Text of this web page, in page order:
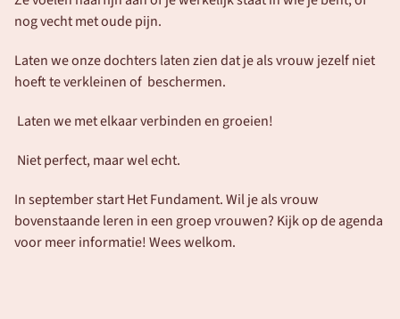
nog vecht met oude pijn.
Laten we onze dochters laten zien dat je als vrouw jezelf niet
hoeft te verkleinen of  beschermen.
Laten we met elkaar verbinden en groeien!
Niet perfect, maar wel echt.
In september start Het Fundament. Wil je als vrouw
bovenstaande leren in een groep vrouwen? Kijk op de agenda
voor meer informatie! Wees welkom.